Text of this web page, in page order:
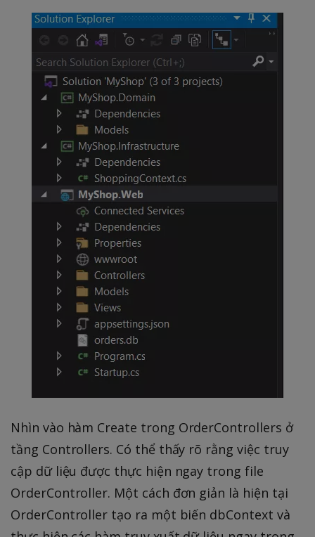
Nhìn vào hàm Create trong OrderControllers ở
tầng Controllers. Có thể thấy rõ rằng việc truy
cập dữ liệu được thực hiện ngay trong file
OrderController. Một cách đơn giản là hiện tại
OrderController tạo ra một biến dbContext và